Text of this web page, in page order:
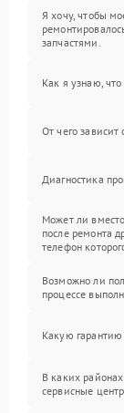
Я хочу, чтобы
запчастями.
Как я узнаю, что
От чего зависит
Диагностика
Может ли
после ремонта
телефон
Возможно ли
процессе
Какую гарантию
В каких
сервисные